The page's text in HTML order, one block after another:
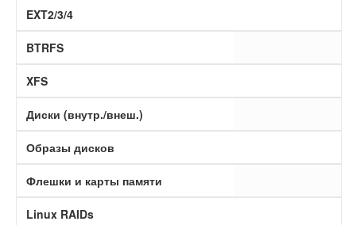
EXT2/3/4
BTRFS
XFS
Диски (внутр./внеш.)
Образы дисков
Флешки и карты памяти
Linux RAIDs